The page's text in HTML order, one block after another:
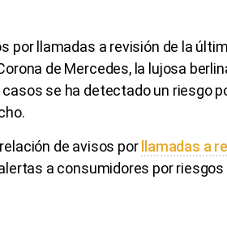
por llamadas a revisión de la
de Mercedes, la lujosa
se ha detectado un riesgo
de avisos porllamadas a
a consumidores por riesgos